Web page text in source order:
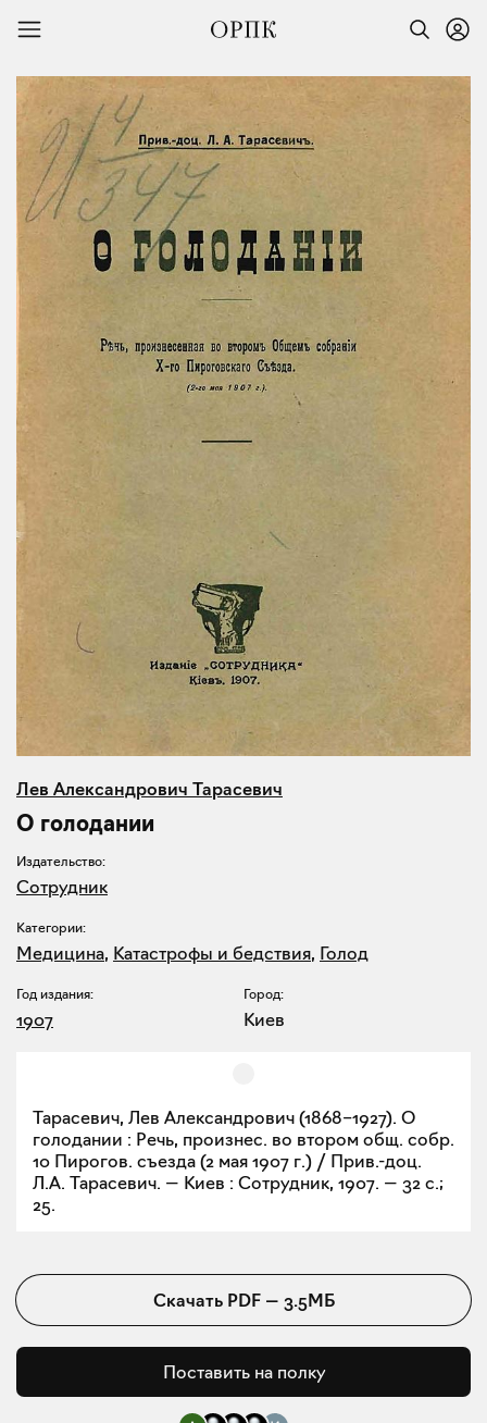
Лев Александрович Тарасевич
О голодании
Издательство:
Сотрудник
Категории:
Медицина, Катастрофы и бедствия, Голод
Год издания:
1907
Город:
Киев
Тарасевич, Лев Александрович (1868–1927). О
голодании : Речь, произнес. во втором общ. собр.
10 Пирогов. съезда (2 мая 1907 г.) / Прив.-доц.
Л.А. Тарасевич. — Киев : Сотрудник, 1907. — 32 с.;
25.
Скачать PDF— 3.5МБ
Поставить на полку